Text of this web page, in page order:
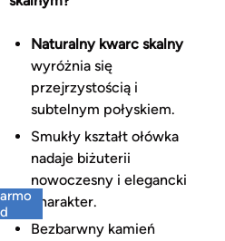
150 zł
Naturalny kwarc skalny
wyróżnia się
przejrzystością i
subtelnym połyskiem.
Smukły kształt ołówka
nadaje biżuterii
nowoczesny i elegancki
charakter.
Bezbarwny kamień